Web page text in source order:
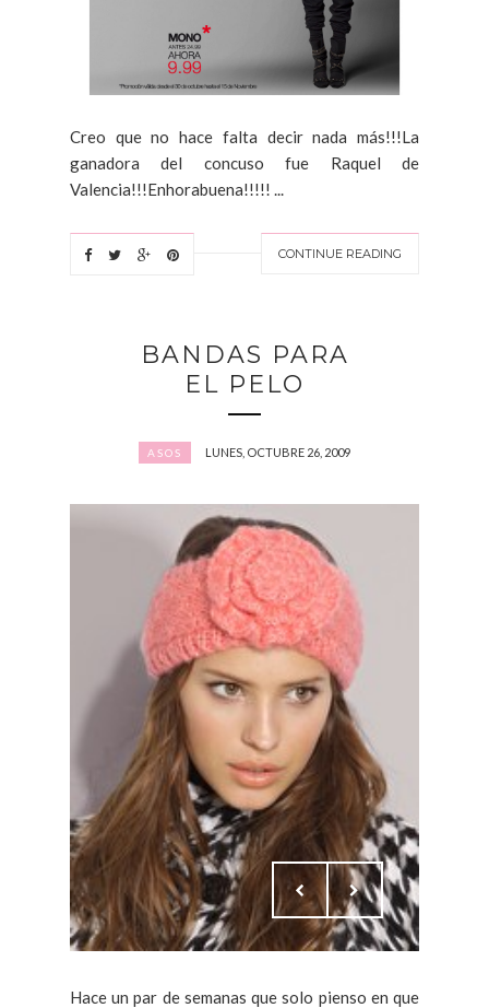
Creo que no hace falta decir nada más!!!La
ganadora del concuso fue Raquel de
Valencia!!!Enhorabuena!!!!! ...
CONTINUE READING
BANDAS PARA
EL PELO
ASOS LUNES, OCTUBRE 26, 2009
Hace un par de semanas que solo pienso en que